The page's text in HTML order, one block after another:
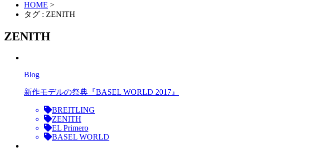
HOME >
タグ : ZENITH
ZENITH
Blog
新作モデルの祭典『BASEL WORLD 2017』
BREITLING
ZENITH
EL Primero
BASEL WORLD